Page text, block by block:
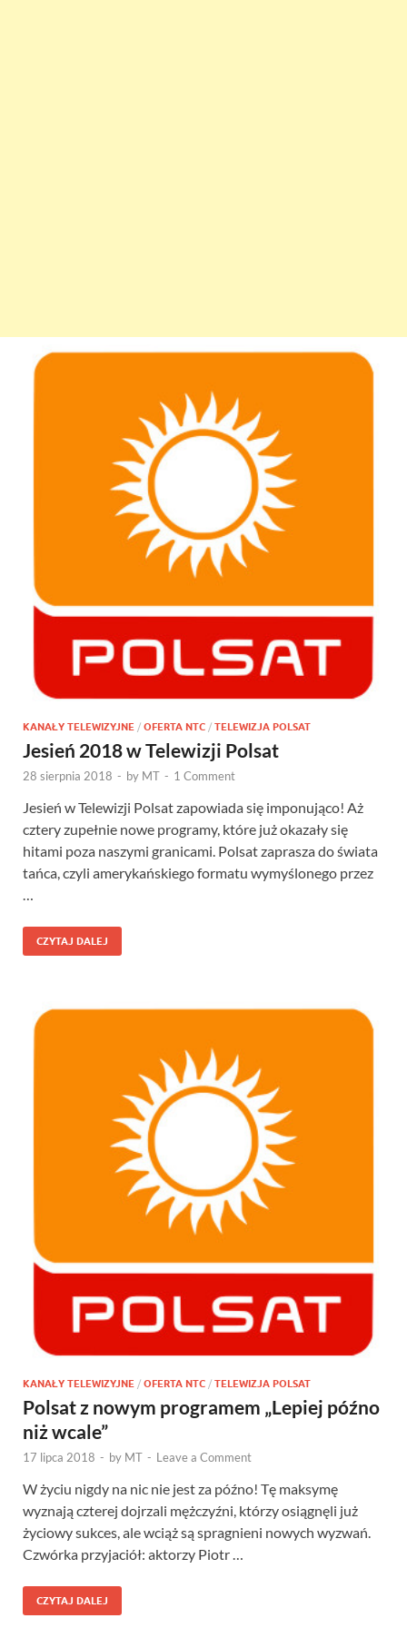
KANAŁY TELEWIZYJNE / OFERTA NTC / TELEWIZJA POLSAT
Jesień 2018 w Telewizji Polsat
28 sierpnia 2018 - by MT - 1 Comment
Jesień w Telewizji Polsat zapowiada się imponująco! Aż
cztery zupełnie nowe programy, które już okazały się
hitami poza naszymi granicami. Polsat zaprasza do świata
tańca, czyli amerykańskiego formatu wymyślonego przez
CZYTAJ DALEJ
KANAŁY TELEWIZYJNE / OFERTA NTC / TELEWIZJA POLSAT
Polsat z nowym programem „Lepiej późno
niż wcale”
17 lipca 2018 - by MT - Leave a Comment
W życiu nigdy na nic nie jest za późno! Tę maksymę
wyznają czterej dojrzali mężczyźni, którzy osiągnęli już
życiowy sukces, ale wciąż są spragnieni nowych wyzwań.
Czwórka przyjaciół: aktorzy Piotr …
CZYTAJ DALEJ